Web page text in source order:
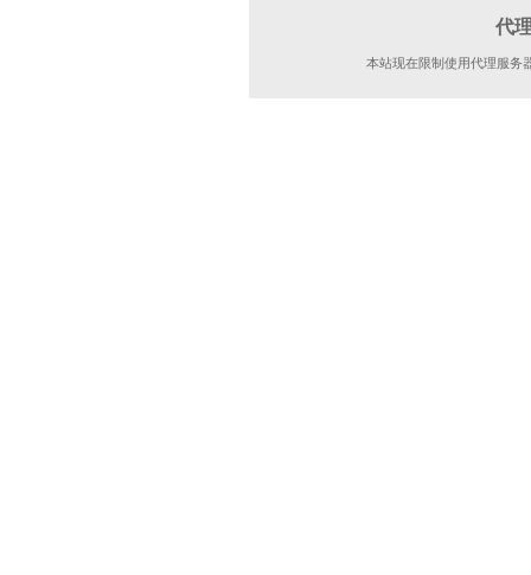
代
本站现在限制使用代理服务